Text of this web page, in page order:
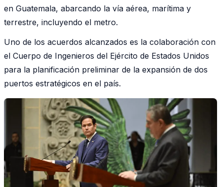
en Guatemala, abarcando la vía aérea, marítima y
terrestre, incluyendo el metro.
Uno de los acuerdos alcanzados es la colaboración con
el Cuerpo de Ingenieros del Ejército de Estados Unidos
para la planificación preliminar de la expansión de dos
puertos estratégicos en el país.